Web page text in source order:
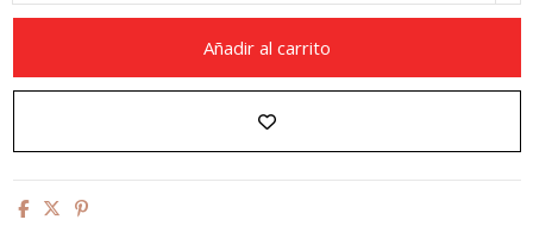
Añadir al carrito